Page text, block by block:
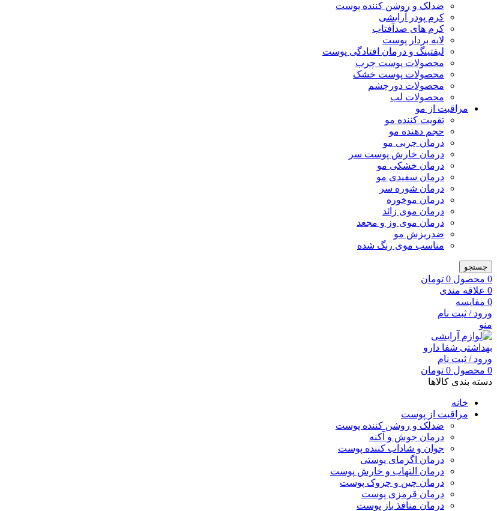
ضدلک و روشن کننده پوست
کرم پودر آرایشی
کرم های ضدآفتاب
لایه بردار پوست
لیفتینگ و درمان افتادگی پوست
محصولات پوست چرب
محصولات پوست خشک
محصولات دورچشم
محصولات لب
مراقبت از مو
تقویت کننده مو
حجم دهنده مو
درمان چربی مو
درمان خارش پوست سر
درمان خشکی مو
درمان سفیدی مو
درمان شوره سر
درمان موخوره
درمان موی زائد
درمان موی وز و مجعد
ضدریزش مو
مناسب موی رنگ شده
جستجو
0 محصول 0 تومان
0 علاقه مندی
0 مقایسه
ورود / ثبت نام
منو
ورود / ثبت نام
0 محصول 0 تومان
دسته بندی کالاها
خانه
مراقبت از پوست
ضدلک و روشن کننده پوست
درمان جوش و آکنه
جوان و شاداب کننده پوست
درمان اگزمای پوستی
درمان التهاب و خارش پوست
درمان چین و چروک پوست
درمان قرمزی پوست
درمان منافذ باز پوست